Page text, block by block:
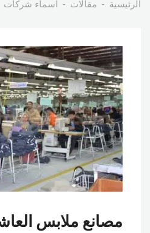
الرئيسية مقالات اسماء شركات
مصانع ملابس